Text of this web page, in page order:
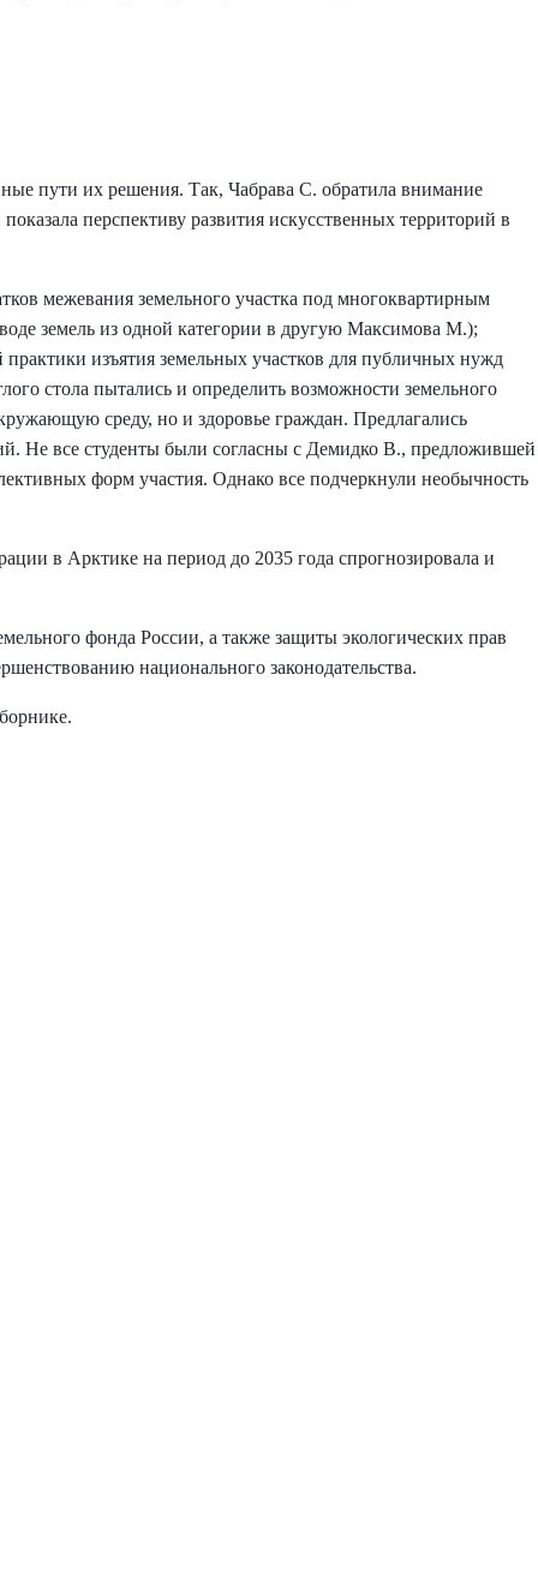
пути их решения. Так, Чабрава С. обратила внимание
перспективу развития искусственных территорий в
межевания земельного участка под многоквартирным
земель из одной категории в другую Максимова М.);
изъятия земельных участков для публичных нужд
стола пытались и определить возможности земельного
среду, но и здоровье граждан. Предлагались
Не все студенты были согласны с Демидко В., предложившей
форм участия. Однако все подчеркнули необычность
в Арктике на период до 2035 года спрогнозировала и
фонда России, а также защиты экологических прав
национального законодательства.